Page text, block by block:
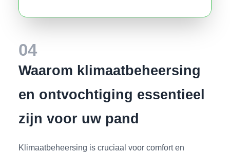
04
Waarom klimaatbeheersing
en ontvochtiging essentieel
zijn voor uw pand
Klimaatbeheersing is cruciaal voor comfort en